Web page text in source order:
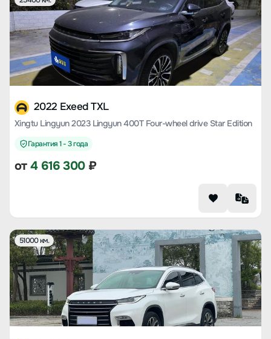
2022 Exeed TXL
Xingtu Lingyun 2023 Lingyun 400T Four-wheel drive Star Edition
Гарантия 1 - 3 года
от4 616 300₽
51000 км.